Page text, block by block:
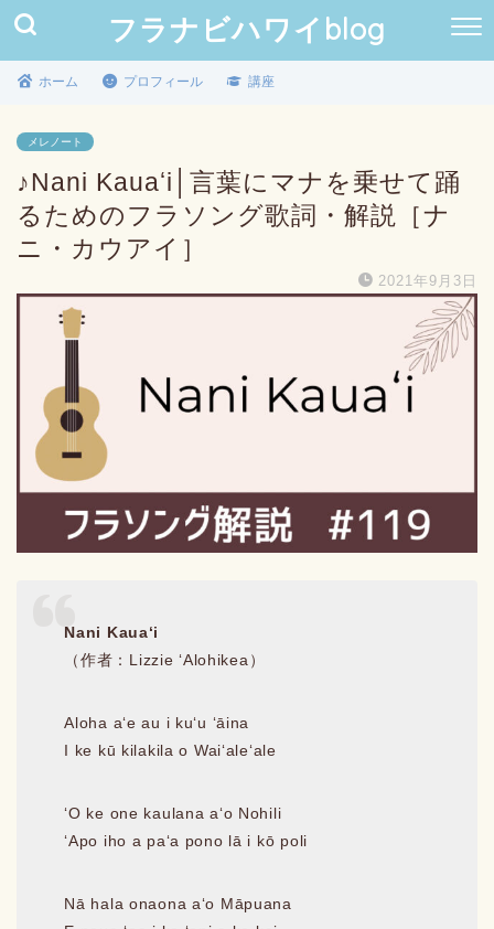
フラナビハワイblog
ホーム プロフィール 講座
メレノート
♪Nani Kauaʻi│言葉にマナを乗せて踊
るためのフラソング歌詞・解説［ナ
ニ・カウアイ］
2021年9月3日
Nani Kauaʻi
（作者：Lizzie ʻAlohikea）
Aloha aʻe au i kuʻu ʻāina
I ke kū kilakila o Waiʻaleʻale
ʻO ke one kaulana aʻo Nohili
ʻApo iho a paʻa pono lā i kō poli
Nā hala onaona aʻo Māpuana